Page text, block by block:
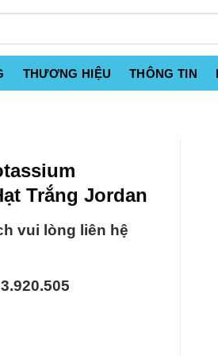
THƯƠNG HIỆU THÔNG TIN
Trắng Jordan
vui lòng liên hệ